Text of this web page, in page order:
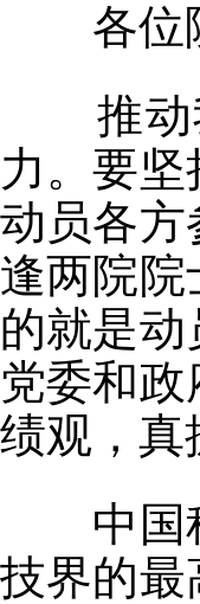
各位院
推动我
力。要
动员各方
逢两院
的就是
党委和
绩观，真
中国科
技界的最